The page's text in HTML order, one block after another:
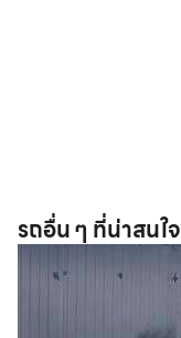
รถอื่น ๆ ที่น่าสนใจ